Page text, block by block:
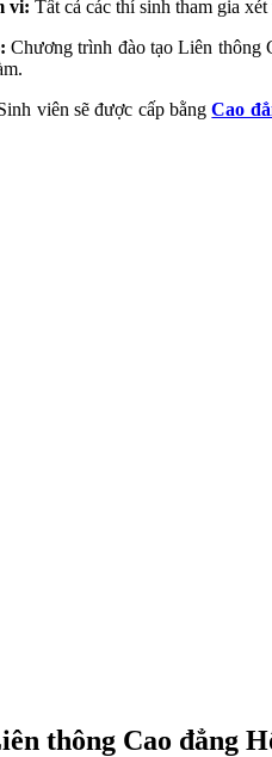
vi: Tất cả các thí sinh tham gia
Chương trình đào tạo Liên thông
viên sẽ được cấp bằngCao
thông Cao đẳng